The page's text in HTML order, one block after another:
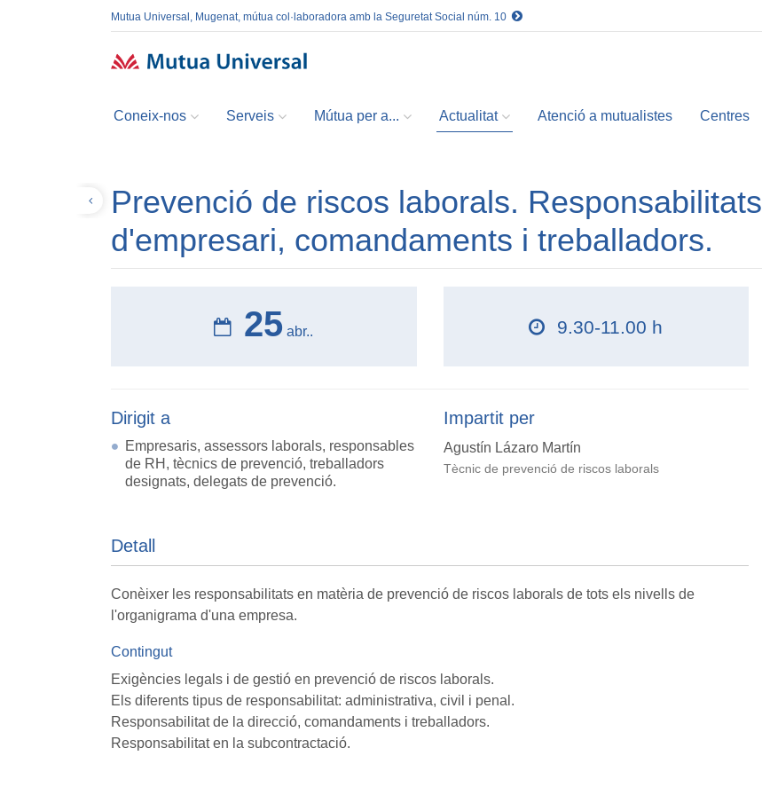
Mutua Universal, Mugenat, mútua col·laboradora amb la Seguretat Social núm. 10
Coneix-nos Serveis Mútua per a... Actualitat Atenció a mutualistes Centres
Prevenció de riscos laborals. Responsabilitats
d'empresari, comandaments i treballadors.
25 abr.. 9.30-11.00 h
Dirigit a
Empresaris, assessors laborals, responsables
de RH, tècnics de prevenció, treballadors
designats, delegats de prevenció.
Impartit per
Agustín Lázaro Martín
Tècnic de prevenció de riscos laborals
Detall
Conèixer les responsabilitats en matèria de prevenció de riscos laborals de tots els nivells de
l'organigrama d'una empresa.
Contingut
Exigències legals i de gestió en prevenció de riscos laborals.
Els diferents tipus de responsabilitat: administrativa, civil i penal.
Responsabilitat de la direcció, comandaments i treballadors.
Responsabilitat en la subcontractació.